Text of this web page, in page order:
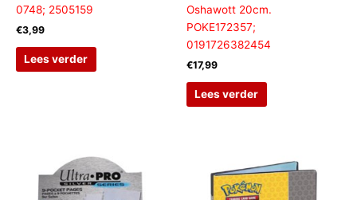
0748; 2505159
€3,99
Lees verder
Oshawott 20cm.
POKE172357;
0191726382454
€17,99
Lees verder